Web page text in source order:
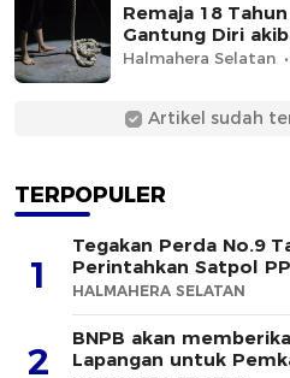
Remaja 18
Gantung Diri
Halmahera Selatan
Artikel sudah
TERPOPULER
1
Tegakan Perda No.9
Perintahkan Satpol
HALMAHERA SELATAN
2
BNPB akan
Lapangan untuk